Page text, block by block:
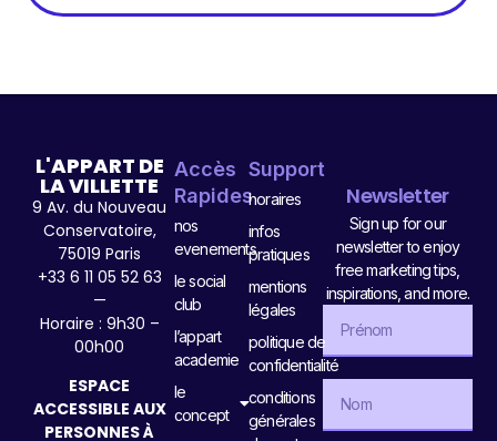
L'APPART DE
LA VILLETTE
9 Av. du Nouveau
Conservatoire,
75019 Paris
+33 6 11 05 52 63
—
Horaire : 9h30 –
00h00
ESPACE
ACCESSIBLE AUX
PERSONNES À
Accès
Rapides
nos
evenements
le social
club
l’appart
academie
le
concept
Support
horaires
infos
pratiques
mentions
légales
politique de
confidentialité
conditions
générales
Newsletter
Sign up for our
newsletter to enjoy
free marketing tips,
inspirations, and more.